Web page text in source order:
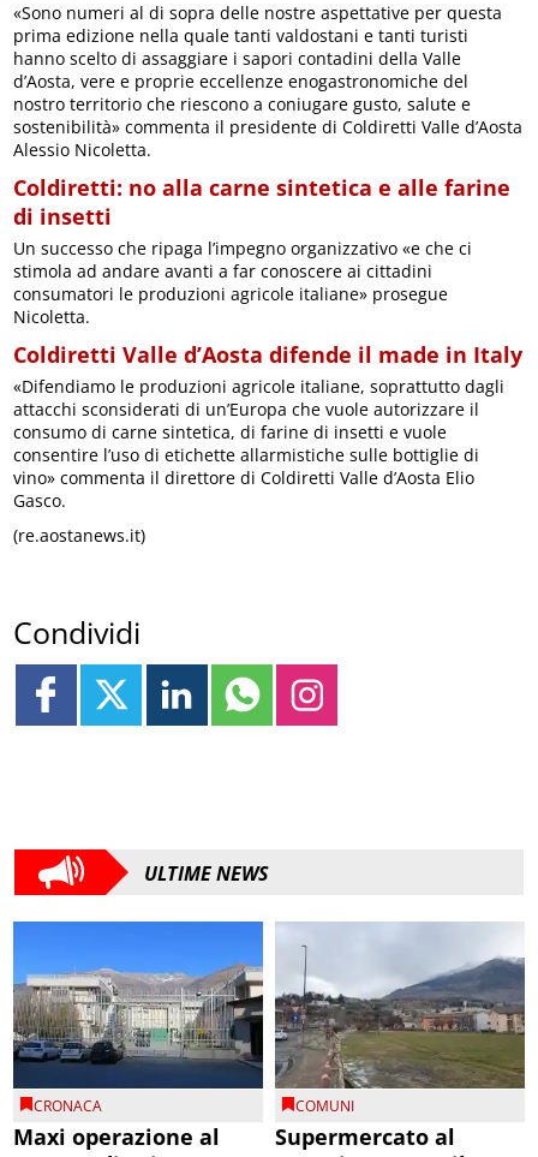
«Sono numeri al di sopra delle nostre aspettative per questa
prima edizione nella quale tanti valdostani e tanti turisti
hanno scelto di assaggiare i sapori contadini della Valle
d’Aosta, vere e proprie eccellenze enogastronomiche del
nostro territorio che riescono a coniugare gusto, salute e
sostenibilità» commenta il presidente di Coldiretti Valle d’Aosta
Alessio Nicoletta.
Coldiretti: no alla carne sintetica e alle farine
di insetti
Un successo che ripaga l’impegno organizzativo «e che ci
stimola ad andare avanti a far conoscere ai cittadini
consumatori le produzioni agricole italiane» prosegue
Nicoletta.
Coldiretti Valle d’Aosta difende il made in Italy
«Difendiamo le produzioni agricole italiane, soprattutto dagli
attacchi sconsiderati di un’Europa che vuole autorizzare il
consumo di carne sintetica, di farine di insetti e vuole
consentire l’uso di etichette allarmistiche sulle bottiglie di
vino» commenta il direttore di Coldiretti Valle d’Aosta Elio
Gasco.
(re.aostanews.it)
Condividi
ULTIME NEWS
CRONACA
Maxi operazione al
COMUNI
Supermercato al